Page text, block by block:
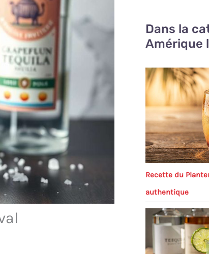
Dans la
Amérique
Recette du
authentique